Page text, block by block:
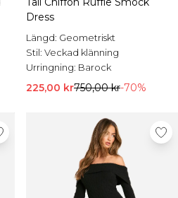
Dress
Längd: Geometriskt
Stil: Veckad klänning
Urringning: Barock
225,00 kr750,00 kr-70%